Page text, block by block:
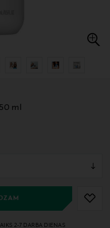
ml
2-7 DARBA DIENAS